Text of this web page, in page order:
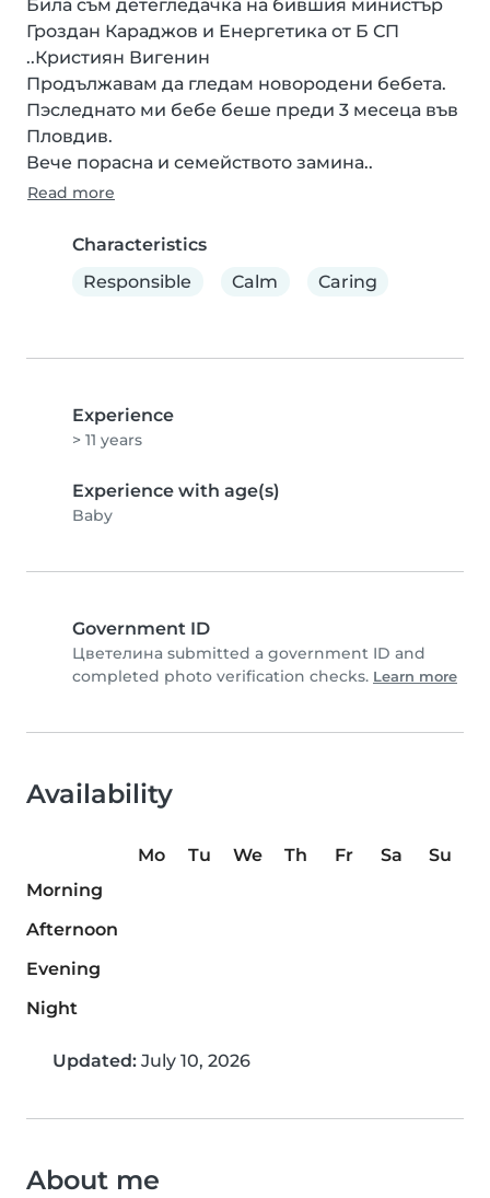
Била съм детегледачка на бившия министър
Гроздан Караджов и Енергетика от Б СП
..Кристиян Вигенин
Продължавам да гледам новородени бебета.
Пэследнато ми бебе беше преди 3 месеца във
Пловдив.
Вече порасна и семейството замина..
Read more
Characteristics
Responsible
Calm Caring
Experience
> 11 years
Experience with age(s)
Baby
Government ID
Цветелина submitted a government ID and
completed photo verification checks. Learn more
Availability
Mo Tu We Th Fr Sa
Su
Morning
Afternoon
Evening
Night
Updated: July 10, 2026
About me